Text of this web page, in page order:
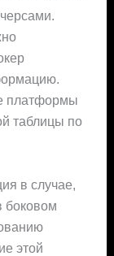
платформы
таблицы по
в случае,
боковом
этой